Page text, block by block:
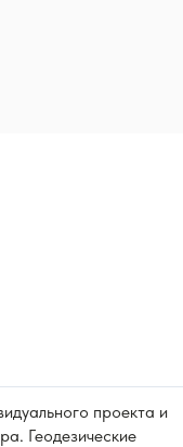
проекта и
Геодезические